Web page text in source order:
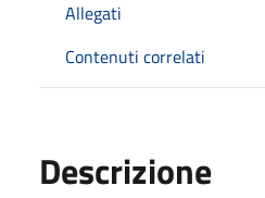
Allegati
Contenuti correlati
Descrizione